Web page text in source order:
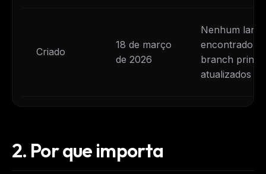
Criado
18 de março
de 2026
Nenhum
encontrado
branch
atualizados
2. Por que importa